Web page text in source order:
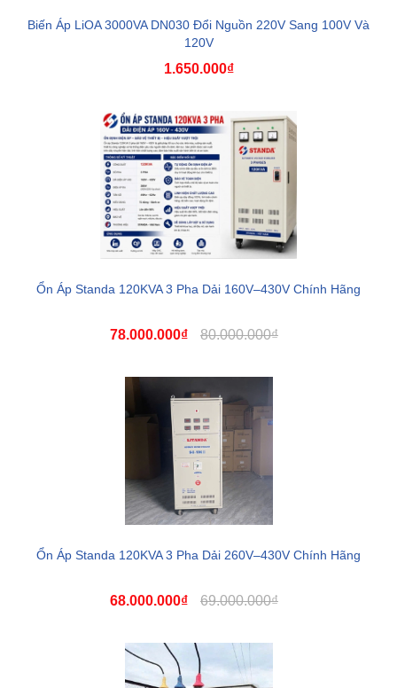
Biến Áp LiOA 3000VA DN030 Đổi Nguồn 220V Sang 100V Và
120V
1.650.000₫
Ổn Áp Standa 120KVA 3 Pha Dải 160V–430V Chính Hãng
78.000.000₫ 80.000.000₫
Ổn Áp Standa 120KVA 3 Pha Dải 260V–430V Chính Hãng
68.000.000₫ 69.000.000₫